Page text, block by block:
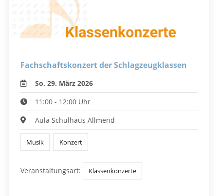
Fachschaftskonzert der Schlagzeugklassen
So, 29. März 2026
11:00 - 12:00 Uhr
Aula Schulhaus Allmend
Musik Konzert
Veranstaltungsart: Klassenkonzerte